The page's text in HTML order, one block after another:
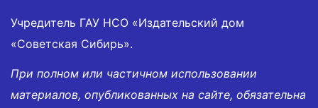
Учредитель ГАУ НСО «Издательский дом
«Советская Сибирь».
При полном или частичном использовании
материалов, опубликованных на сайте, обязательна